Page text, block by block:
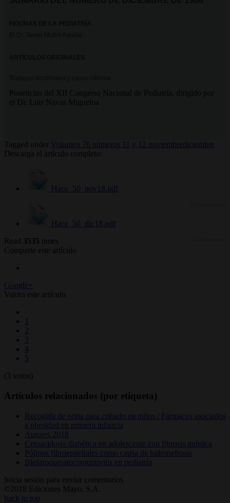
Ponencias del XII Congreso Nacional de Pediatría, dirigido por
el Dr. Luis Navas Migueloa
Tagged under
Volumen 76 números 11 y 12 noviembrediciembre
Descarga el artículo completo:
Hace_50_nov18.pdf
Hace_50_dic18.pdf
Read 3535 times
Comparte este artículo
Google+
Valora este artículo
1
2
3
4
5
(3 votos)
Artículos relacionados (por etiqueta)
Recogida de orina para cribado en niños / Fármacos asociados
a obesidad en primera infancia
Autores 2018
Cetoacidosis diabética en adolescente con fibrosis quística
Pólipos fibroepiteliales como causa de hidronefrosis
Blefaroqueratoconjuntivitis en pediatría
Inicia sesión para enviar comentarios
©2018 Ediciones Mayo, S.A.
back to top